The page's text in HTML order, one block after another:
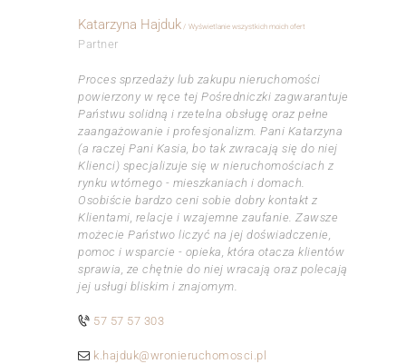
Katarzyna Hajduk Wyświetlanie wszystkich moich ofert
Partner
Proces sprzedaży lub zakupu nieruchomości
powierzony w ręce tej Pośredniczki zagwarantuje
Państwu solidną i rzetelna obsługę oraz pełne
zaangażowanie i profesjonalizm. Pani Katarzyna
(a raczej Pani Kasia, bo tak zwracają się do niej
Klienci) specjalizuje się w nieruchomościach z
rynku wtórnego - mieszkaniach i domach.
Osobiście bardzo ceni sobie dobry kontakt z
Klientami, relacje i wzajemne zaufanie. Zawsze
możecie Państwo liczyć na jej doświadczenie,
pomoc i wsparcie - opieka, która otacza klientów
sprawia, ze chętnie do niej wracają oraz polecają
jej usługi bliskim i znajomym.
57 57 57 303
k.hajduk@wronieruchomosci.pl